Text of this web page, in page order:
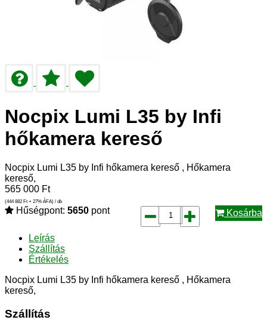
Nocpix Lumi L35 by Infi
hőkamera kereső
Nocpix Lumi L35 by Infi hőkamera kereső , Hőkamera
kereső,
565 000 Ft
(444 882 Ft + 27% ÁFA) / db
Hűségpont: 5650 pont Kosárba
Leírás
Szállítás
Értékelés
Nocpix Lumi L35 by Infi hőkamera kereső , Hőkamera
kereső,
Szállítás